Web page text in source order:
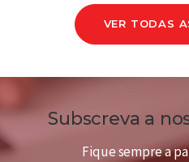
VER TODAS
Subscreva a
Fique sempre a